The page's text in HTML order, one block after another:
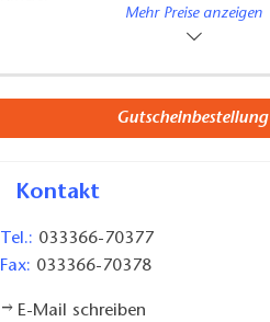
Mehr Preise anzeigen
Gutscheinbestellung
Kontakt
Tel.: 033366-70377
Fax: 033366-70378
E-Mail schreiben